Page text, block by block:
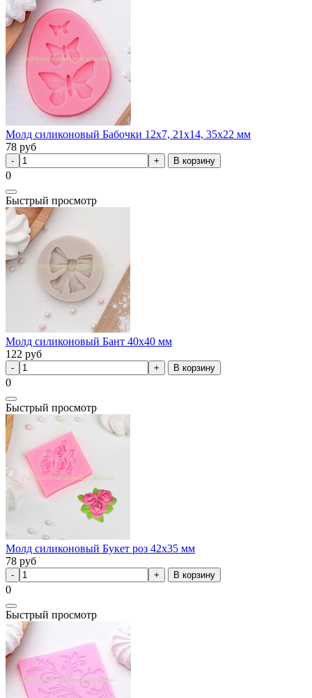
Молд силиконовый Бабочки 12х7, 21х14, 35х22 мм
78 руб
В корзину
0
Быстрый просмотр
Молд силиконовый Бант 40х40 мм
122 руб
В корзину
0
Быстрый просмотр
Молд силиконовый Букет роз 42х35 мм
78 руб
В корзину
0
Быстрый просмотр